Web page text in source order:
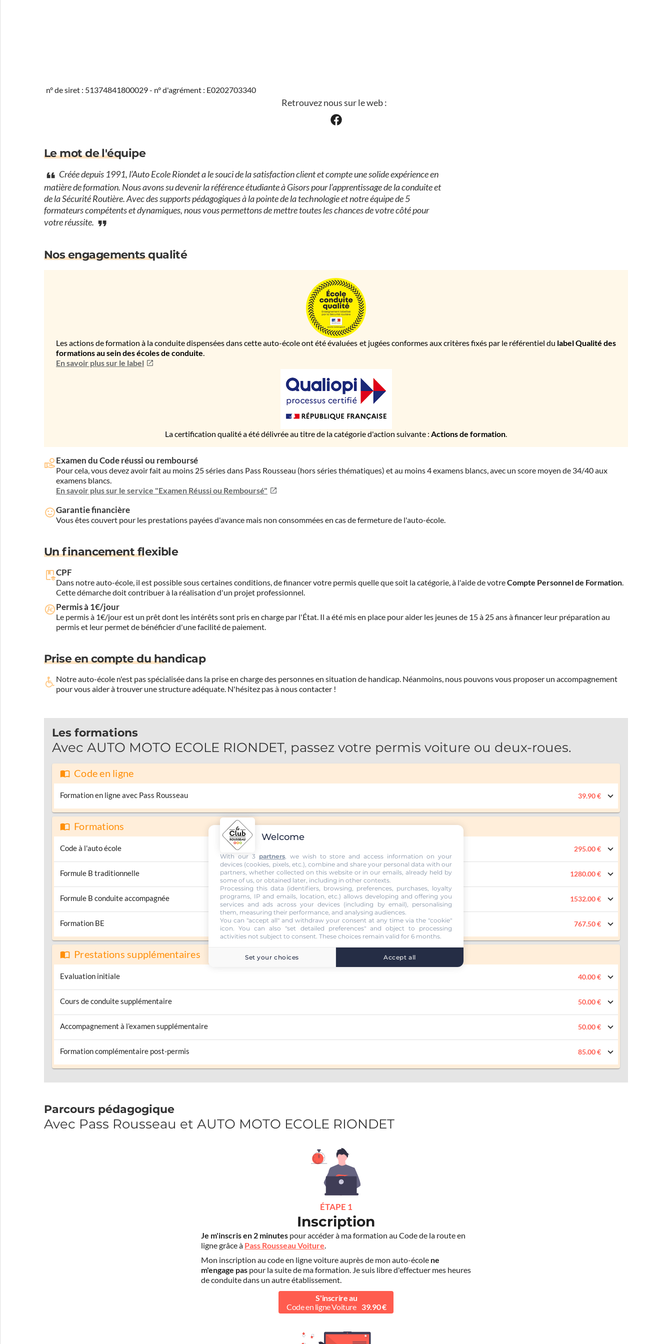
n° de siret : 51374841800029 - n° d'agrément : E0202703340
Retrouvez nous sur le web :
Le mot de l'équipe
Créée depuis 1991, l’Auto Ecole Riondet a le souci de la satisfaction client et compte une solide expérience en
matière de formation. Nous avons su devenir la référence étudiante à Gisors pour l’apprentissage de la conduite et
de la Sécurité Routière. Avec des supports pédagogiques à la pointe de la technologie et notre équipe de 5
formateurs compétents et dynamiques, nous vous permettons de mettre toutes les chances de votre côté pour
votre réussite.
Nos engagements qualité
Les actions de formation à la conduite dispensées dans cette auto-école ont été évaluées et jugées conformes aux critères fixés par le référentiel du label Qualité des
formations au sein des écoles de conduite.
En savoir plus sur le label
La certification qualité a été délivrée au titre de la catégorie d'action suivante : Actions de formation.
Examen du Code réussi ou remboursé
Pour cela, vous devez avoir fait au moins 25 séries dans Pass Rousseau (hors séries thématiques) et au moins 4 examens blancs, avec un score moyen de 34/40 aux
examens blancs.
En savoir plus sur le service "Examen Réussi ou Remboursé"
Garantie financière
Vous êtes couvert pour les prestations payées d'avance mais non consommées en cas de fermeture de l'auto-école.
Un financement flexible
CPF
Dans notre auto-école, il est possible sous certaines conditions, de financer votre permis quelle que soit la catégorie, à l'aide de votreCompte Personnel de Formation.
Cette démarche doit contribuer à la réalisation d'un projet professionnel.
Permis à 1€/jour
Le permis à 1€/jour est un prêt dont les intérêts sont pris en charge par l'État. Il a été mis en place pour aider les jeunes de 15 à 25 ans à financer leur préparation au
permis et leur permet de bénéficier d'une facilité de paiement.
Prise en compte du handicap
Notre auto-école n'est pas spécialisée dans la prise en charge des personnes en situation de handicap. Néanmoins, nous pouvons vous proposer un accompagnement
pour vous aider à trouver une structure adéquate. N'hésitez pas à nous contacter !
Les formations
Avec AUTO MOTO ECOLE RIONDET, passez votre permis voiture ou deux-roues.
Code en ligne
Formation en ligne avec Pass Rousseau 39.90 €
Formations
Code à l'auto école 295.00 €
Formule B traditionnelle 1280.00 €
Formule B conduite accompagnée 1532.00 €
Formation BE 767.50 €
Prestations supplémentaires
Evaluation initiale 40.00 €
Cours de conduite supplémentaire 50.00 €
Accompagnement à l’examen supplémentaire 50.00 €
Formation complémentaire post-permis 85.00 €
Parcours pédagogique
Avec Pass Rousseau et AUTO MOTO ECOLE RIONDET
ÉTAPE 1
Inscription
Je m'inscris en 2 minutes pour accéder à ma formation au Code de la route en
ligne grâce à Pass Rousseau Voiture.
Mon inscription au code en ligne voiture auprès de mon auto-école ne
m'engage pas pour la suite de ma formation. Je suis libre d'effectuer mes heures
de conduite dans un autre établissement.
S'inscrire au
Code en ligne Voiture
39.90 €
Welcome
With our 3 partners, we wish to store and access information on your
devices (cookies, pixels, etc.), combine and share your personal data with our
partners, whether collected on this website or in our emails, already held by
some of us, or obtained later, including in other contexts.
Processing this data (identifiers, browsing, preferences, purchases, loyalty
programs, IP and emails, location, etc.) allows developing and offering you
services and ads across your devices (including by email), personalising
them, measuring their performance, and analysing audiences.
You can "accept all" and withdraw your consent at any time via the "cookie"
icon. You can also "set detailed preferences" and object to processing
activities not subject to consent. These choices remain valid for 6 months.
Set your choices Accept all